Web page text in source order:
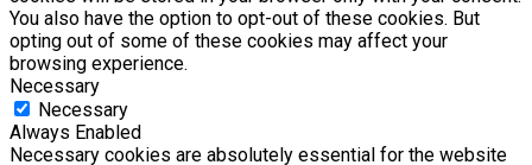
You also have the option to opt-out of these cookies. But
opting out of some of these cookies may affect your
browsing experience.
Necessary
Necessary
Always Enabled
Necessary cookies are absolutely essential for the website